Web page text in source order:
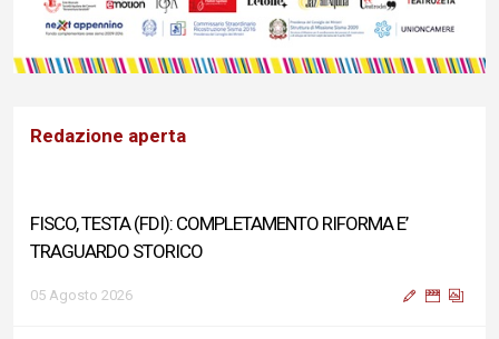
Redazione aperta
FISCO, TESTA (FDI): COMPLETAMENTO RIFORMA E’
TRAGUARDO STORICO
05 Agosto 2026